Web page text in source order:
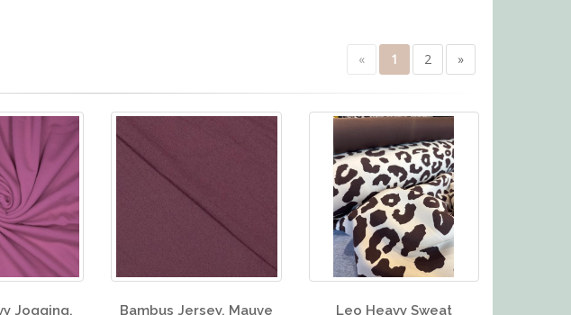
« 1 2 »
Jogging,
Bambus Jersey, Mauve
Leo Heavy Sweat